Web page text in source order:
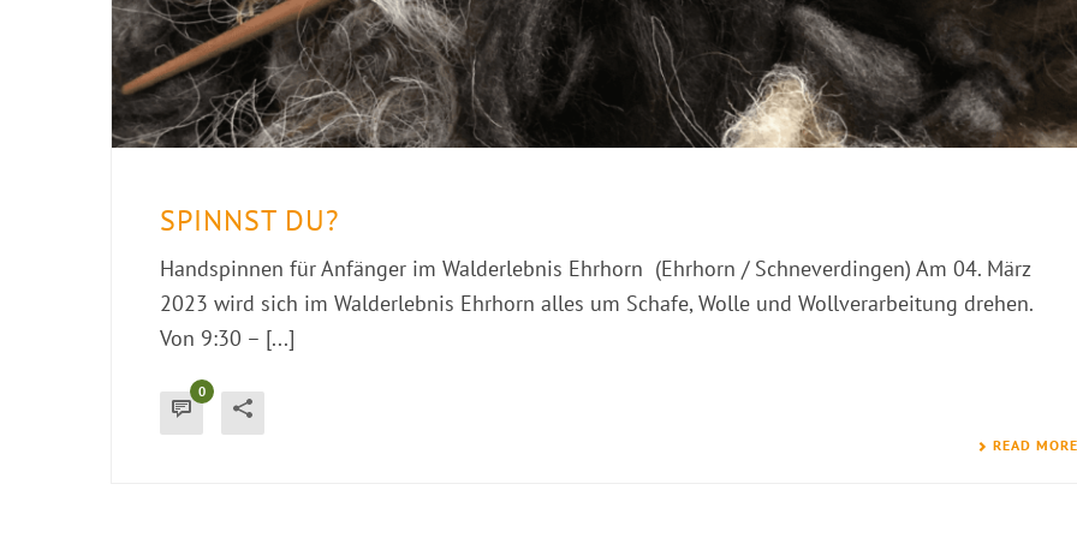
SPINNST DU?
Handspinnen für Anfänger im Walderlebnis Ehrhorn (Ehrhorn / Schneverdingen) Am 04. März
2023 wird sich im Walderlebnis Ehrhorn alles um Schafe, Wolle und Wollverarbeitung drehen.
Von 9:30 – [...]
0
READ MORE